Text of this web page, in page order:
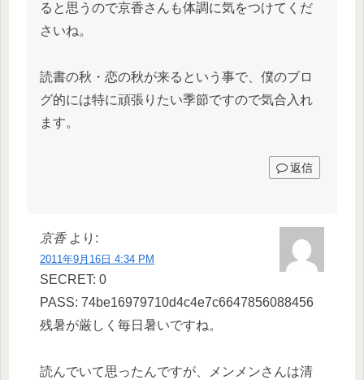
ると思うので京香さんも体調に気をつけてくだ
さいね。
読書の秋・恋の秋が来るという事で、僕のブロ
グ的には特に頑張りたい季節ですので気合入れ
ます。
返信
京香 より:
2011年9月16日 4:34 PM
SECRET: 0
PASS: 74be16979710d4c4e7c6647856088456
残暑が厳しく毎日暑いですね。
読んでいて思ったんですが、メンメンさんは清